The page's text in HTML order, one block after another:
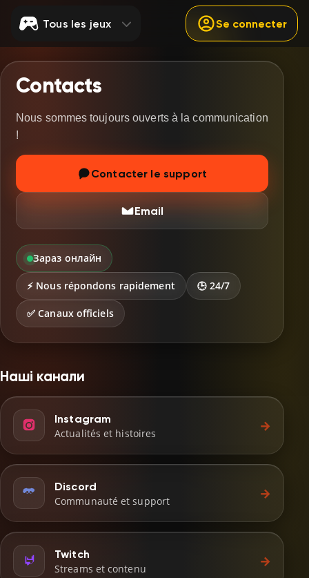
Tous les jeux Se connecter
Contacts
Nous sommes toujours ouverts à la communication
!
Contacter le support
Email
Зараз онлайн
⚡ Nous répondons rapidement 🕒 24/7
✅ Canaux officiels
Наші канали
Instagram
Actualités et histoires
→
Discord
Communauté et support
→
Twitch
Streams et contenu
→